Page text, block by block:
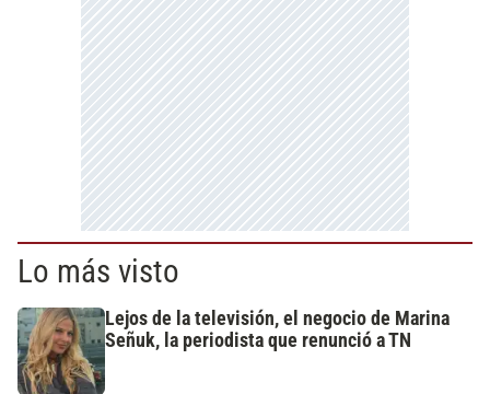
Lo más visto
Lejos de la televisión, el negocio de Marina
Señuk, la periodista que renunció a TN